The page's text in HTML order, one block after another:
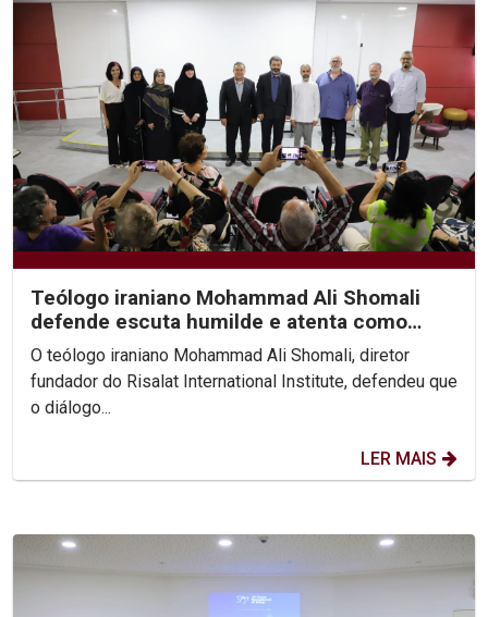
Teólogo iraniano Mohammad Ali Shomali
defende escuta humilde e atenta como
base de diálogo...
O teólogo iraniano Mohammad Ali Shomali, diretor
fundador do Risalat International Institute, defendeu que
o diálogo...
LER MAIS